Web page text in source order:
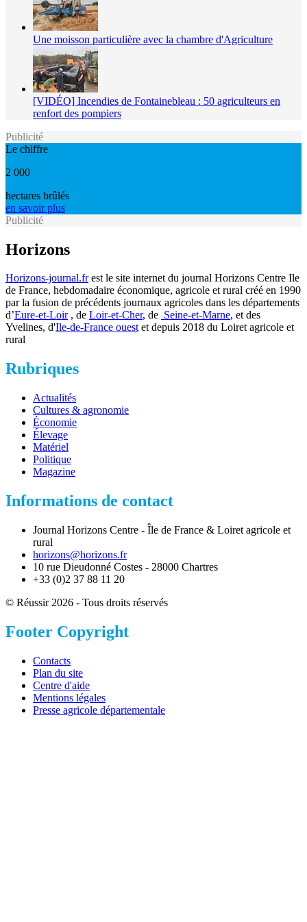
Une moisson particulière avec la chambre d'Agriculture
[VIDÉO] Incendies de Fontainebleau : 50 agriculteurs en
renfort des pompiers
Publicité
Le chiffre
2 000
hectares brûlés
en savoir plus
Publicité
Horizons
Horizons-journal.frest le site internet du journal Horizons Centre Ile
de France, hebdomadaire économique, agricole et rural créé en 1990
par la fusion de précédents journaux agricoles dans les départements
d’Eure-et-Loir, de Loir-et-Cher, de Seine-et-Marne, et des
Yvelines, d'Ile-de-France ouestet depuis 2018 du Loiret agricole et
rural
Rubriques
Actualités
Cultures & agronomie
Économie
Élevage
Matériel
Politique
Magazine
Informations de contact
Journal Horizons Centre - Île de France & Loiret agricole et
rural
horizons@horizons.fr
10 rue Dieudonné Costes - 28000 Chartres
+33 (0)2 37 88 11 20
© Réussir 2026 - Tous droits réservés
Footer Copyright
Contacts
Plan du site
Centre d'aide
Mentions légales
Presse agricole départementale